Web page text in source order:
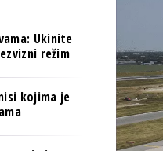
BANKE
OSIGURANJE
TECH I AI
BIZNIS & SPORT
OSIGURANJE
TECH I AI
PULS REGIONA
Ukinite
režim
kojima je